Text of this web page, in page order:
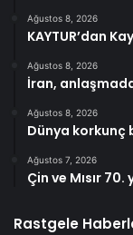
Ağustos 8, 2026
KAYTUR’dan
Ağustos 8, 2026
İran,
Ağustos 8, 2026
Dünya korkunç
Ağustos 7, 2026
Çin ve Mısır
Rastgele